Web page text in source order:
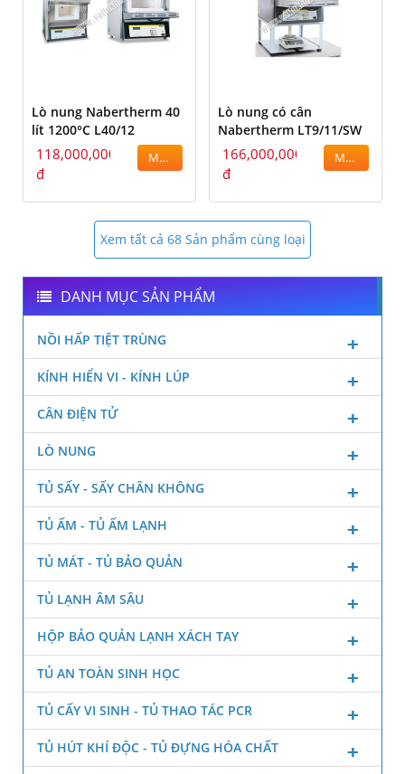
Lò nung Nabertherm 40
lít 1200°C L40/12
118,000,000
đ
MUA
Lò nung có cân
Nabertherm LT9/11/SW
166,000,000
đ
MUA
Xem tất cả 68 Sản phẩm cùng loại
DANH MỤC SẢN PHẨM
NỒI HẤP TIỆT TRÙNG
KÍNH HIỂN VI - KÍNH LÚP
CÂN ĐIỆN TỬ
LÒ NUNG
TỦ SẤY - SẤY CHÂN KHÔNG
TỦ ẤM - TỦ ẤM LẠNH
TỦ MÁT - TỦ BẢO QUẢN
TỦ LẠNH ÂM SÂU
HỘP BẢO QUẢN LẠNH XÁCH TAY
TỦ AN TOÀN SINH HỌC
TỦ CẤY VI SINH - TỦ THAO TÁC PCR
TỦ HÚT KHÍ ĐỘC - TỦ ĐỰNG HÓA CHẤT